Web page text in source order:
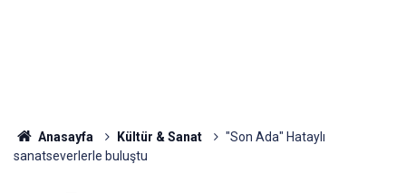
Anasayfa Kültür & Sanat
"Son Ada" Hataylı
sanatseverlerle buluştu